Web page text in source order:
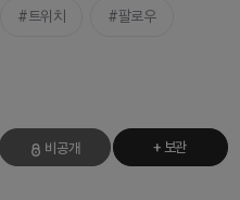
트위치 팔로우
비공개 + 보관